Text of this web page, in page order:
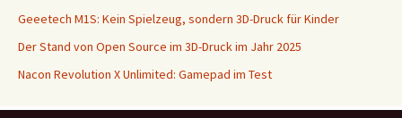
Geeetech M1S: Kein Spielzeug, sondern 3D-Druck für Kinder
Der Stand von Open Source im 3D-Druck im Jahr 2025
Nacon Revolution X Unlimited: Gamepad im Test